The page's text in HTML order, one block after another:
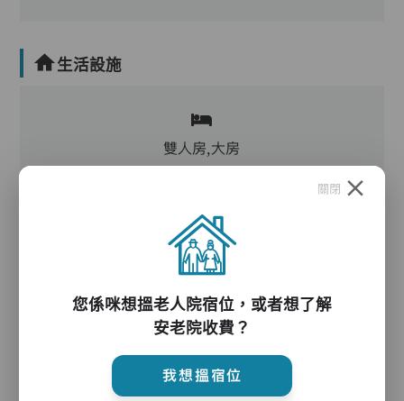
生活設施
雙人房,大房
客廳,飯廳,活動區,廚房,洗衣房,冷氣
電動床,氣墊床,防滑扶手,助行器/拐杖,輪椅
關閉
您係咪想搵老人院宿位，或者想了解
安老院收費？
我想搵宿位